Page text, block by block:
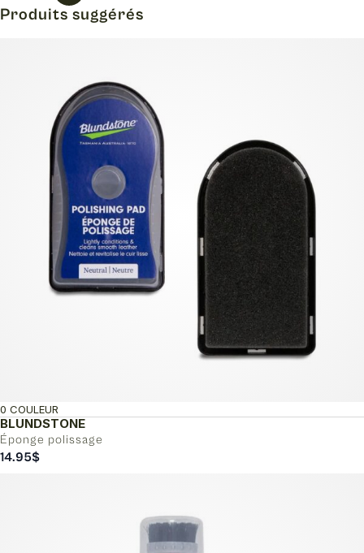
Produits suggérés
BLUNDSTONE
Éponge polissage
0 COULEUR
14.95$